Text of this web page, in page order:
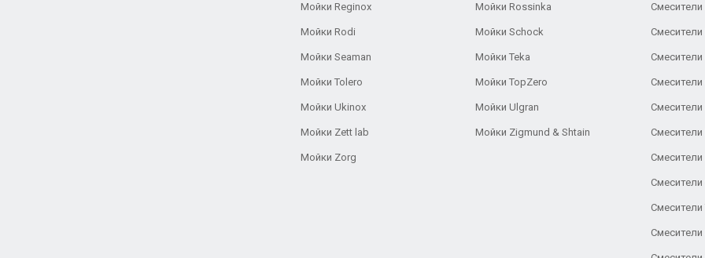
Мойки Reginox Мойки Rossinka
Мойки Rodi Мойки Schock
Мойки Seaman Мойки Teka
Мойки Tolero Мойки TopZero
Мойки Ukinox Мойки Ulgran
Мойки Zett lab Мойки Zigmund & Shtain
Мойки Zorg
Смесители
Смесители
Смесители
Смесители
Смесители
Смесители
Смесители
Смесители
Смесители
Смесители